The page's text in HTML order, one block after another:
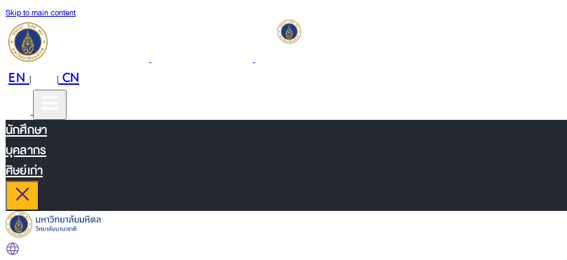
Skip to main content
EN| |CN
นักศึกษา
บุคลากร
ศิษย์เก่า